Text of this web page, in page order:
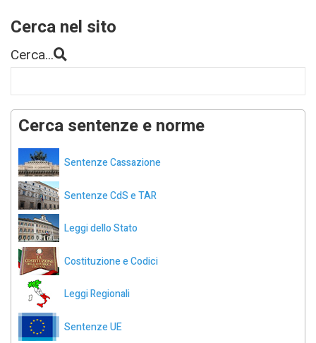
Cerca nel sito
Cerca...
Cerca sentenze e norme
Sentenze Cassazione
Sentenze CdS e TAR
Leggi dello Stato
Costituzione e Codici
Leggi Regionali
Sentenze UE